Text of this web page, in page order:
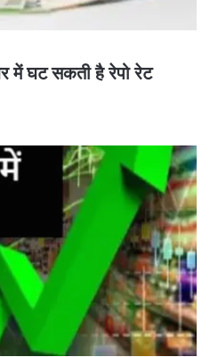
में घट सकती है रेपो रेट